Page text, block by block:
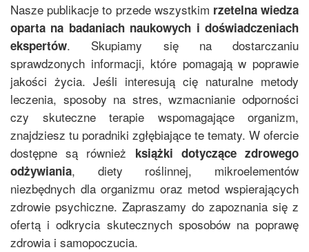
Nasze publikacje to przede wszystkim rzetelna wiedza
oparta na badaniach naukowych i doświadczeniach
ekspertów. Skupiamy się na dostarczaniu
sprawdzonych informacji, które pomagają w poprawie
jakości życia. Jeśli interesują cię naturalne metody
leczenia, sposoby na stres, wzmacnianie odporności
czy skuteczne terapie wspomagające organizm,
znajdziesz tu poradniki zgłębiające te tematy. W ofercie
dostępne są również książki dotyczące zdrowego
odżywiania, diety roślinnej, mikroelementów
niezbędnych dla organizmu oraz metod wspierających
zdrowie psychiczne. Zapraszamy do zapoznania się z
ofertą i odkrycia skutecznych sposobów na poprawę
zdrowia i samopoczucia.